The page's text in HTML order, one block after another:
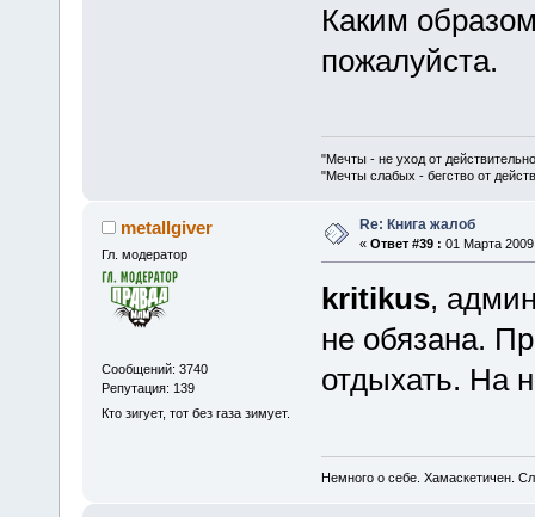
Каким
пожалуйста.
"Мечты - не уход от
"Мечты слабых - бегство от
metallgiver
Гл. модератор
Сообщений: 3740
Репутация: 139
Кто зигует, тот без газа зимует.
Re: Книга жалоб
« Ответ #39 : 01 Марта
kritikus,
не обязана.
отдыхать. На
Немного о себе. Хамаскетичен.